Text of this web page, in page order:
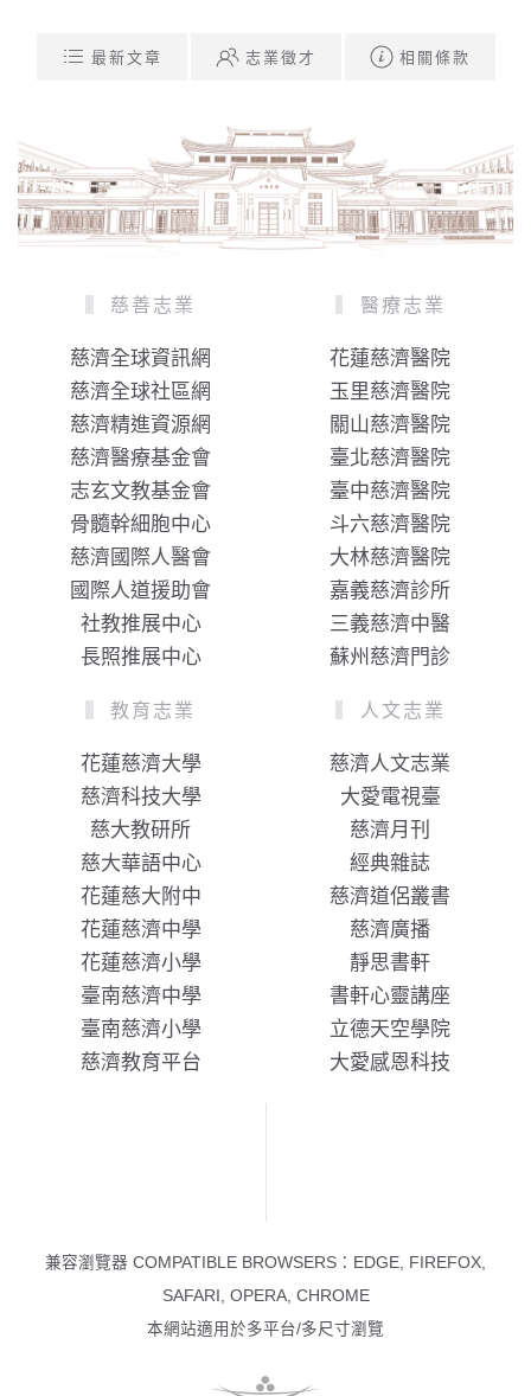
最新文章 志業徵才 相關條款
慈善志業
慈濟全球資訊網
慈濟全球社區網
慈濟精進資源網
慈濟醫療基金會
志玄文教基金會
骨髓幹細胞中心
慈濟國際人醫會
國際人道援助會
社教推展中心
長照推展中心
醫療志業
花蓮慈濟醫院
玉里慈濟醫院
關山慈濟醫院
臺北慈濟醫院
臺中慈濟醫院
斗六慈濟醫院
大林慈濟醫院
嘉義慈濟診所
三義慈濟中醫
蘇州慈濟門診
教育志業
花蓮慈濟大學
慈濟科技大學
慈大教研所
慈大華語中心
花蓮慈大附中
花蓮慈濟中學
花蓮慈濟小學
臺南慈濟中學
臺南慈濟小學
慈濟教育平台
人文志業
慈濟人文志業
大愛電視臺
慈濟月刊
經典雜誌
慈濟道侶叢書
慈濟廣播
靜思書軒
書軒心靈講座
立德天空學院
大愛感恩科技
兼容瀏覽器 COMPATIBLE BROWSERS：EDGE, FIREFOX,
SAFARI, OPERA, CHROME
本網站適用於多平台/多尺寸瀏覽